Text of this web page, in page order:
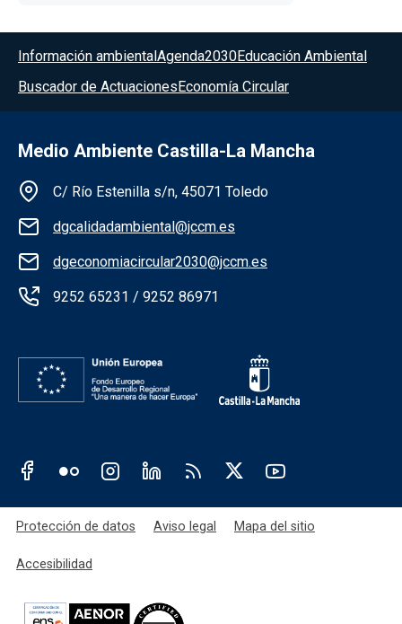
sector agrario en la actualidad.
Menú del pie
Información ambiental Agenda2030Educación Ambiental
Buscador de Actuaciones Economía Circular
Medio Ambiente Castilla-La Mancha
Información de la institución
C/ Río Estenilla s/n, 45071 Toledo
dgcalidadambiental@jccm.es
dgeconomiacircular2030@jccm.es
9252 65231 / 9252 86971
Redes sociales JCCM
Menú legal
Protección de datos Aviso legal Mapa del sitio
Accesibilidad